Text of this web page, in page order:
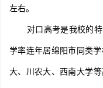
左右。
对口高考是我校的特
学率连年居绵阳市同类
大、川农大、西南大学